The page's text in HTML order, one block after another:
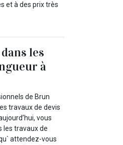
et à des prix très
les
à
de Brun
travaux de devis
vous
les travaux de
attendez-vous